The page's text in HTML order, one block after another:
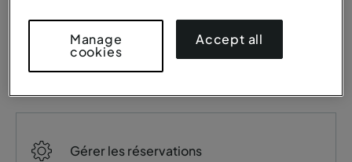
Réserver un séjour
Gérer les réservations
Manage
cookies
Accept all